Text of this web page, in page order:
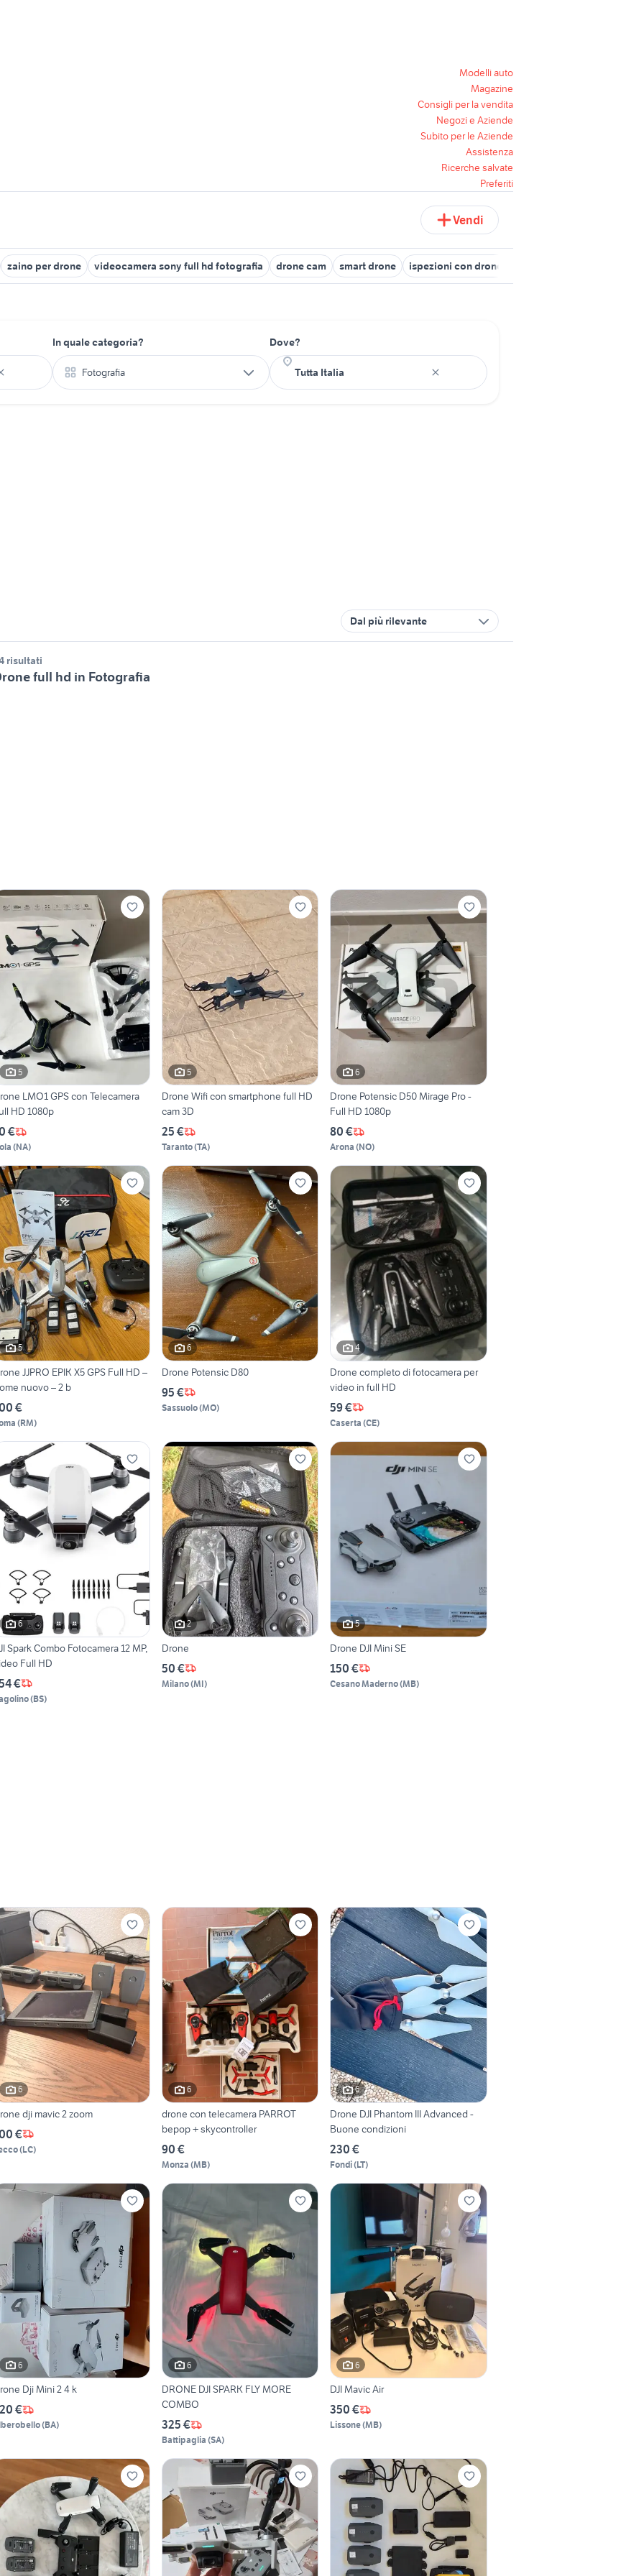
Modelli auto
Magazine
Consigli per la vendita
Negozi e Aziende
Subito per le Aziende
Assistenza
Ricerche salvate
Preferiti
Vendi
zaino per drone videocamera sony full hd fotografia drone cam smart drone ispezioni con drone
In quale categoria?
Fotografia
Dove?
Dal più rilevante
risultati
full hd in Fotografia
5
LMO1 GPS con Telecamera
HD 1080p
€
(NA)
5
Drone Wifi con smartphone full HD
cam 3D
25 €
Taranto(TA)
6
Drone Potensic D50 Mirage Pro -
Full HD 1080p
80 €
Arona (NO)
5
JJPRO EPIK X5 GPS Full HD –
nuovo – 2 b
€
(RM)
6
Drone Potensic D80
95 €
Sassuolo(MO)
4
Drone completo di fotocamera per
video in full HD
59 €
Caserta (CE)
6
Spark Combo Fotocamera 12 MP,
Full HD
€
(BS)
2
Drone
50 €
Milano(MI)
5
Drone DJI Mini SE
150 €
Cesano Maderno(MB)
6
dji mavic 2 zoom
€
(LC)
6
drone con telecamera PARROT
bepop + skycontroller
90 €
Monza (MB)
6
Drone DJI Phantom III Advanced -
Buone condizioni
230 €
Fondi(LT)
6
Drone Dji Mini 2 4 k
€
(BA)
6
DRONE DJI SPARK FLY MORE
COMBO
325 €
Battipaglia (SA)
6
DJI Mavic Air
350 €
Lissone(MB)